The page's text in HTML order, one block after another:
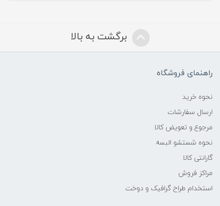
برگشت به بالا
راهنمای فروشگاه
نحوه خرید
ارسال سفارشات
مرجوع و تعویض کالا
نحوه شستشو البسه
گارانتی کالا
مراکز فروش
استخدام طراح گرافیک و دوخت